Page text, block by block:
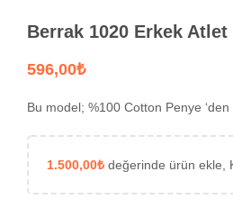
Berrak 1020 Erkek Atlet
₺
Bu model; %100 Cotton Penye ‘den
1.500,00₺ değerinde ürün ekle,